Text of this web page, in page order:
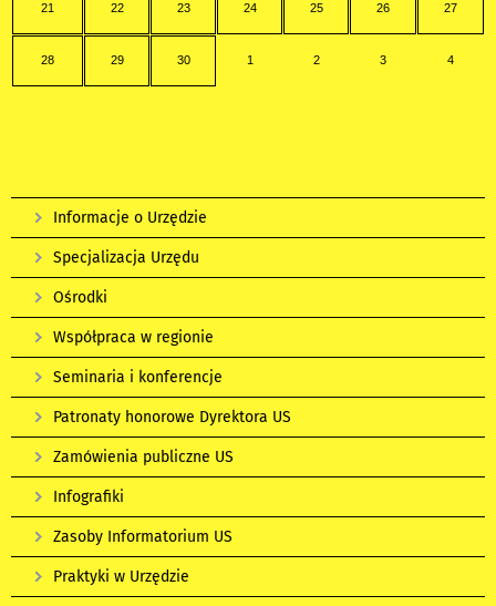
21 22 23 24 25 26 27
28 29 30 1 2 3 4
Informacje o Urzędzie
Specjalizacja Urzędu
Ośrodki
Współpraca w regionie
Seminaria i konferencje
Patronaty honorowe Dyrektora US
Zamówienia publiczne US
Infografiki
Zasoby Informatorium US
Praktyki w Urzędzie